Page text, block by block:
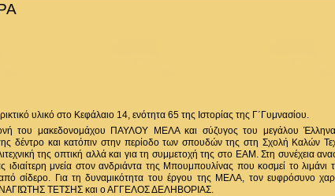
υλικό στο Κεφάλαιο 14, ενότητα 65 της Ιστορίας της Γ΄Γυμνασίου.
του μακεδονομάχου ΠΑΥΛΟΥ ΜΕΛΑ και σύζυγος του μεγάλου
της δέντρο και κατόπιν στην περίοδο των σπουδών της στη Σχολή Καλών
της οπτική αλλά και για τη συμμετοχή της στο ΕΑΜ. Στη συνέχεια
ιδιαίτερη μνεία στον ανδριάντα της Μπουμπουλίνας που κοσμεί το
σίδερο. Για τη δυναμικότητα του έργου της ΜΕΛΑ, τον ευφρόσυνο
ΠΑΝΑΓΙΏΤΗΣ ΤΕΤΣΗΣ και ο ΑΓΓΕΛΟΣ ΔΕΛΗΒΟΡΙΑΣ.